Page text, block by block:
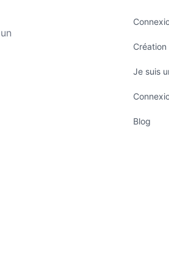
votre vie ? En une séance de 2
dynamique de vie,
confirmer ce que vous
dans l’activité qui vous donne du
à libérer des émotions
Je suis
Blog